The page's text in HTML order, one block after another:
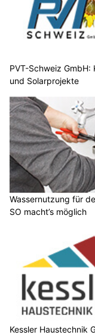
PVT-Schweiz
und Solarprojekte
Wassernutzung für
SO macht’s möglich
Kessler Haustechnik